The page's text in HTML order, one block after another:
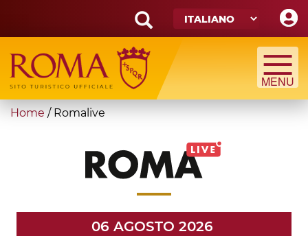
main
content
Search
form
Cerca
You
Home / Romalive
06 AGOSTO 2026